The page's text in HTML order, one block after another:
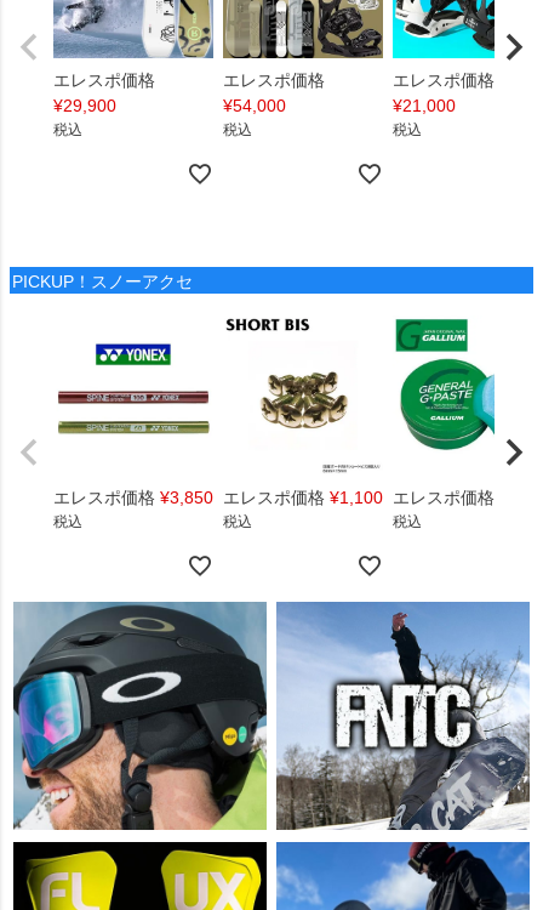
エレスポ価格
¥29,900
税込
エレスポ価格
¥54,000
税込
エレスポ価格
¥21,000
税込
PICKUP！スノーアクセ
エレスポ価格 ¥3,850
税込
エレスポ価格 ¥1,100
税込
エレスポ価格
税込